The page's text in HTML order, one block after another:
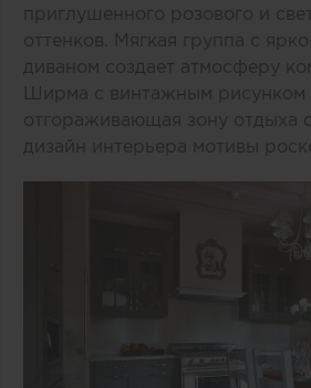
приглушенного розового и
оттенков. Мягкая группа с
диваном создает атмосферу
Ширма с винтажным рисунком
отгораживающая зону отдыха
дизайн интерьера мотивы